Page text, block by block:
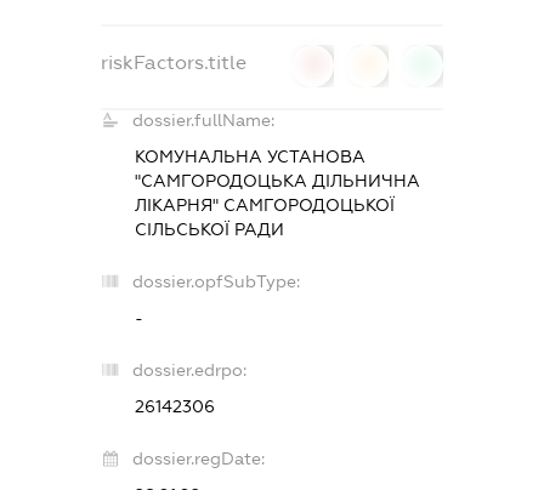
riskFactors.title
dossier.fullName:
КОМУНАЛЬНА УСТАНОВА
"САМГОРОДОЦЬКА ДІЛЬНИЧНА
ЛІКАРНЯ" САМГОРОДОЦЬКОЇ
СІЛЬСЬКОЇ РАДИ
dossier.opfSubType:
-
dossier.edrpo:
26142306
dossier.regDate: